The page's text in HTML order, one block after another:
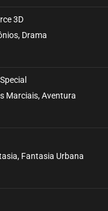
3D
Drama
Marciais, Aventura
Fantasia Urbana